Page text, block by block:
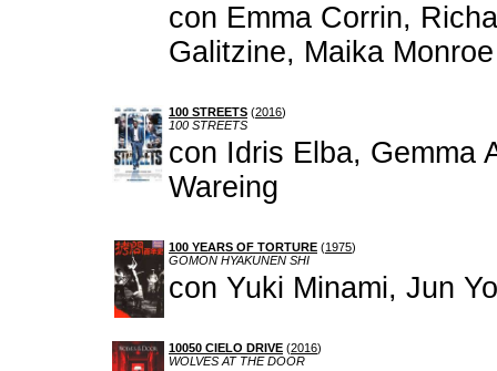
con Emma Corrin,
Galitzine, Maika Monroe
100 STREETS (2016)
100 STREETS
con Idris Elba, Gemma
Wareing
100 YEARS OF TORTURE (1975)
GOMON HYAKUNEN SHI
con Yuki Minami, Jun
10050 CIELO DRIVE (2016)
WOLVES AT THE DOOR